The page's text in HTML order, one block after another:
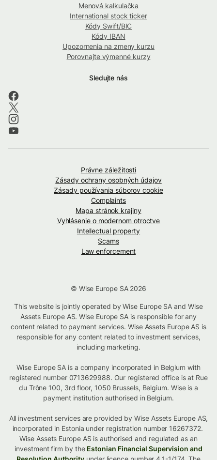
Menová kalkulačka
International stock ticker
Kódy Swift/BIC
Kódy IBAN
Upozornenia na zmeny kurzu
Porovnajte výmenné kurzy
Sledujte nás
Právne záležitosti
Zásady ochrany osobných údajov
Zásady používania súborov cookie
Complaints
Mapa stránok krajiny
Vyhlásenie o modernom otroctve
Intellectual property
Scams
Law enforcement
© Wise Europe SA 2026
This website is jointly operated by Wise Europe SA and Wise
Assets Europe AS. Wise Europe SA is responsible for any
content related to payment services. Wise Assets Europe AS is
responsible for any content related to investment services,
including marketing.
Wise Europe SA is a company incorporated in Belgium with
registered number 0713629988. Our registered office is at Rue
du Trône 100, 3rd floor, 1050 Brussels, Belgium. Wise is a
payment institution authorised in Belgium.
All investment services are provided by Wise Assets Europe AS,
incorporated in Estonia under registration number 16267372.
Wise Assets Europe AS is authorised and regulated as an
investment firm by the Estonian Financial Supervision and